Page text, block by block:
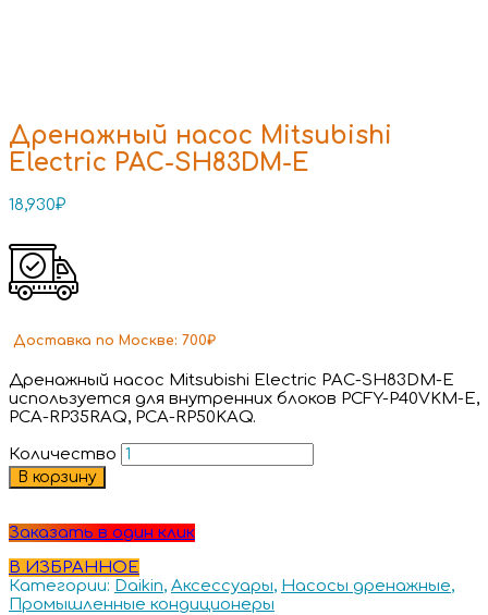
Дренажный насос Mitsubishi
Electric PAC-SH83DM-E
18,930₽
Доставка по Москве: 700₽
Дренажный насос Mitsubishi Electric PAC-SH83DM-E
используется для внутренних блоков PCFY-P40VKM-E,
PCA-RP35RAQ, PCA-RP50KAQ.
Количество
В корзину
Заказать в один клик
В ИЗБРАННОЕ
Категории: Daikin, Аксессуары, Насосы дренажные,
Промышленные кондиционеры